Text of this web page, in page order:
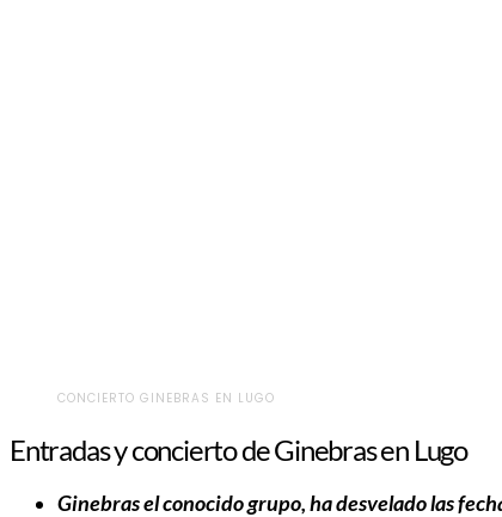
CONCIERTO GINEBRAS EN LUGO
Entradas y concierto de Ginebras en Lugo
Ginebras el conocido grupo, ha desvelado las